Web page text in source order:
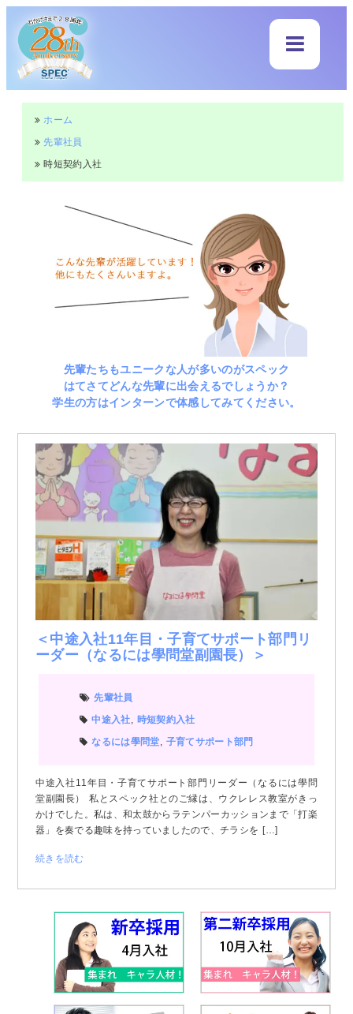
ホーム
先輩社員
時短契約入社
先輩たちもユニークな人が多いのがスペック
はてさてどんな先輩に出会えるでしょうか？
学生の方はインターンで体感してみてください。
＜中途入社11年目・子育てサポート部門リ
ーダー（なるには學問堂副園長）＞
先輩社員
中途入社, 時短契約入社
なるには學問堂, 子育てサポート部門
中途入社11年目・子育てサポート部門リーダー（なるには學問
堂副園長） 私とスペック社とのご縁は、ウクレレス教室がきっ
かけでした。私は、和太鼓からラテンパーカッションまで「打楽
器」を奏でる趣味を持っていましたので、チラシを […]
続きを読む